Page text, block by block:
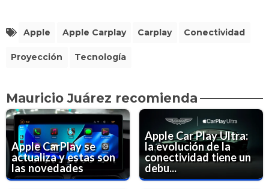
Apple Apple Carplay Carplay Conectividad
Proyección Tecnología
Mauricio Juárez recomienda
Apple CarPlay se
actualiza y estas son
las novedades
Apple Car Play Ultra:
la evolución de la
conectividad tiene un
debu...